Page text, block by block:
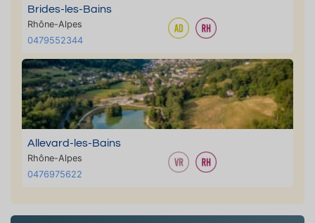
Brides-les-Bains
Rhône-Alpes
0479552344
Allevard-les-Bains
Rhône-Alpes
0476975622